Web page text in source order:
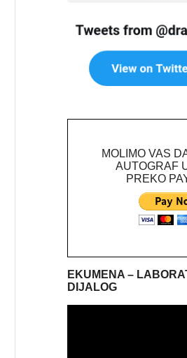
MOLIMO VAS
AUTOGRAF
PREKO
EKUMENA –
DIJALOG